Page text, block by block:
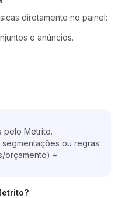
diretamente no painel:
e anúncios.
pelo Metrito.
ou regras.
orçamento) +